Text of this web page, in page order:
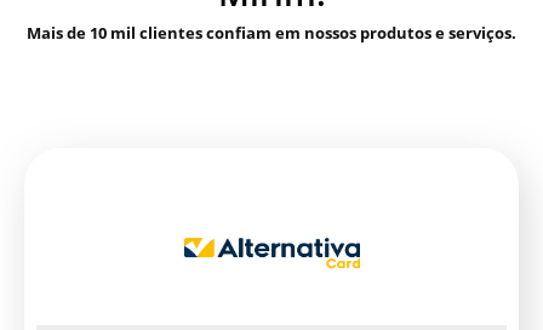
Mais de 10 mil clientes confiam em nossos produtos e serviços.